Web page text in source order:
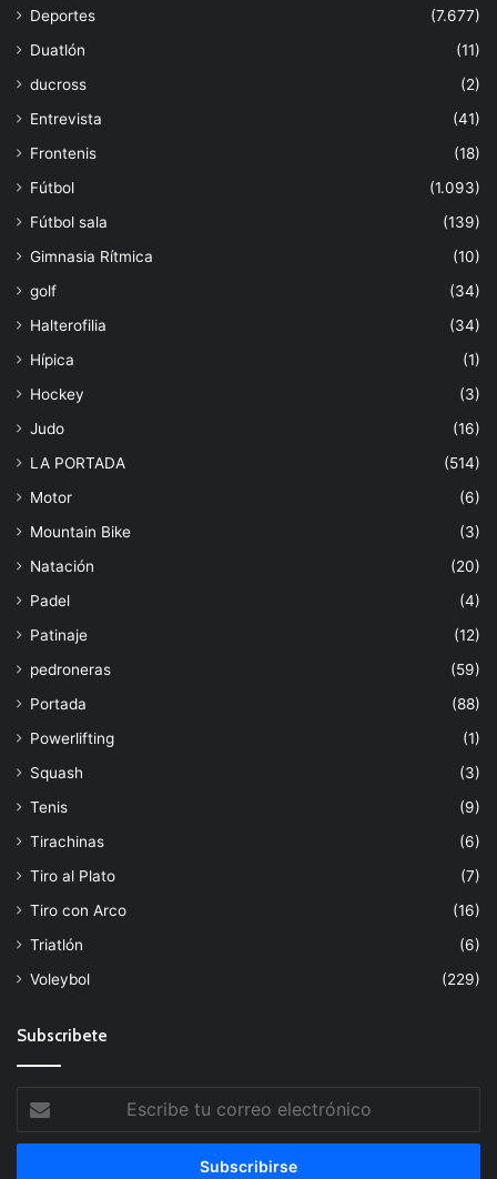
Deportes
(7.677)
Duatlón
(11)
ducross
(2)
Entrevista
(41)
Frontenis
(18)
Fútbol
(1.093)
Fútbol sala
(139)
Gimnasia Rítmica
(10)
golf
(34)
Halterofilia
(34)
Hípica
(1)
Hockey
(3)
Judo
(16)
LA PORTADA
(514)
Motor
(6)
Mountain Bike
(3)
Natación
(20)
Padel
(4)
Patinaje
(12)
pedroneras
(59)
Portada
(88)
Powerlifting
(1)
Squash
(3)
Tenis
(9)
Tirachinas
(6)
Tiro al Plato
(7)
Tiro con Arco
(16)
Triatlón
(6)
Voleybol
(229)
Subscribete
tu
correo